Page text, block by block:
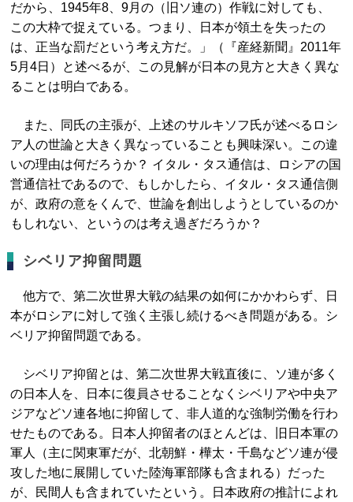
だから、1945年8、9月の（旧ソ連の）作戦に対しても、
この大枠で捉えている。つまり、日本が領土を失ったの
は、正当な罰だという考え方だ。」（『産経新聞』2011年
5月4日）と述べるが、この見解が日本の見方と大きく異な
ることは明白である。
また、同氏の主張が、上述のサルキソフ氏が述べるロシ
ア人の世論と大きく異なっていることも興味深い。この違
いの理由は何だろうか？ イタル・タス通信は、ロシアの国
営通信社であるので、もしかしたら、イタル・タス通信側
が、政府の意をくんで、世論を創出しようとしているのか
もしれない、というのは考え過ぎだろうか？
シベリア抑留問題
他方で、第二次世界大戦の結果の如何にかかわらず、日
本がロシアに対して強く主張し続けるべき問題がある。シ
ベリア抑留問題である。
シベリア抑留とは、第二次世界大戦直後に、ソ連が多く
の日本人を、日本に復員させることなくシベリアや中央ア
ジアなどソ連各地に抑留して、非人道的な強制労働を行わ
せたものである。日本人抑留者のほとんどは、旧日本軍の
軍人（主に関東軍だが、北朝鮮・樺太・千島などソ連が侵
攻した地に展開していた陸海軍部隊も含まれる）だった
が、民間人も含まれていたという。日本政府の推計によれ